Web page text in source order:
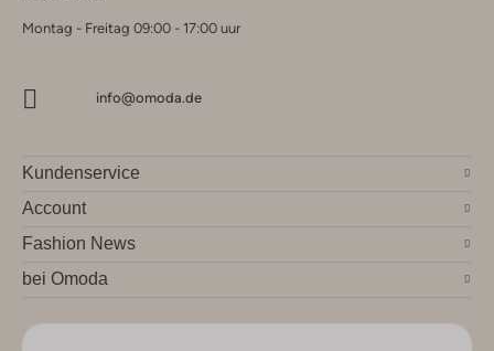
Montag - Freitag 09:00 - 17:00 uur
info@omoda.de
Kundenservice
Account
Fashion News
bei Omoda